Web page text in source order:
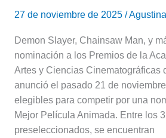
27 de noviembre de 2025 /
Demon Slayer, Chainsaw Man, y
nominación a los Premios de la
Artes y Ciencias Cinematográficas
anunció el pasado 21 de
elegibles para competir por una
Mejor Película Animada. Entre los
preseleccionados, se encuentran